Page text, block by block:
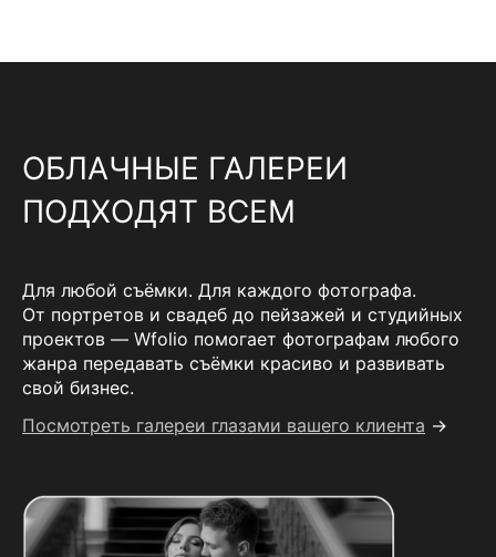
ОБЛАЧНЫЕ ГАЛЕРЕИ
ПОДХОДЯТ ВСЕМ
Для любой съёмки. Для каждого фотографа.
От портретов и свадеб до пейзажей и студийных
проектов — Wfolio помогает фотографам любого
жанра передавать съёмки красиво и развивать
свой бизнес.
Посмотреть галереи глазами вашего клиента →